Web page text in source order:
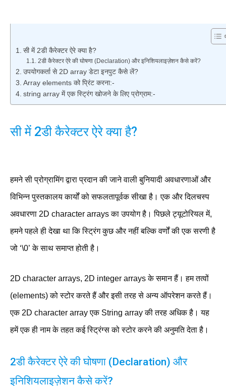
सी में 2डी कैरेक्टर ऐरे क्या है?
2डी कैरेक्टर ऐरे की घोषणा (Declaration) और इनिशियलाइज़ेशन कैसे करें?
उपयोगकर्ता से 2D array डेटा इनपुट कैसे लें?
Array elements को प्रिंट करना:-
string array में एक स्ट्रिंग खोजने के लिए प्रोग्राम:-
सी में 2डी कैरेक्टर ऐरे क्या है?
हमने सी प्रोग्रामिंग द्वारा प्रदान की जाने वाली बुनियादी अवधारणाओं और
विभिन्न पुस्तकालय कार्यों को सफलतापूर्वक सीखा है। एक और दिलचस्प
अवधारणा 2D character arrays का उपयोग है। पिछले ट्यूटोरियल में,
हमने पहले ही देखा था कि स्ट्रिंग कुछ और नहीं बल्कि वर्णों की एक सरणी है
जो ‘\0’ के साथ समाप्त होती है।
2D character arrays, 2D integer arrays के समान हैं। हम तत्वों
(elements) को स्टोर करते हैं और इसी तरह से अन्य ऑपरेशन करते हैं।
एक 2D character array एक String array की तरह अधिक है। यह
हमें एक ही नाम के तहत कई स्ट्रिंग्स को स्टोर करने की अनुमति देता है।
2डी कैरेक्टर ऐरे की घोषणा (Declaration) और
इनिशियलाइज़ेशन कैसे करें?